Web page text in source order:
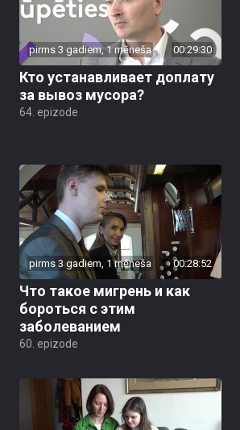
pirms 3 gadiem, 1 mēneša 00:29:30
Кто устанавливает доплату
за вывоз мусора?
64. epizode
pirms 3 gadiem, 1 mēneša 00:28:52
Что такое мигрень и как
бороться с этим
заболеванием
60. epizode